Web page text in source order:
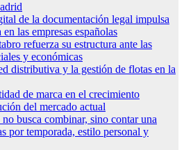
de la documentación legal impulsa
las empresas españolas
refuerza su estructura ante las
y económicas
distributiva y la gestión de flotas en la
de marca en el crecimiento
del mercado actual
busca combinar, sino contar una
por temporada, estilo personal y